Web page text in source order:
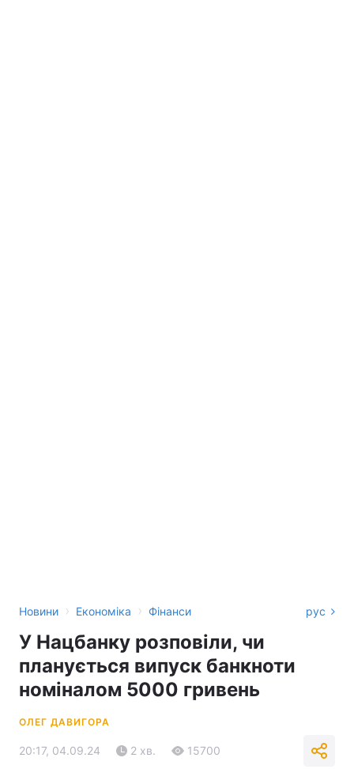
Новини › Економіка › Фінанси рус
У Нацбанку розповіли, чи
планується випуск банкноти
номіналом 5000 гривень
ОЛЕГ ДАВИГОРА
20:17, 04.09.24 2 хв. 15700